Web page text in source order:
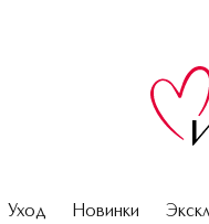
Уход Новинки